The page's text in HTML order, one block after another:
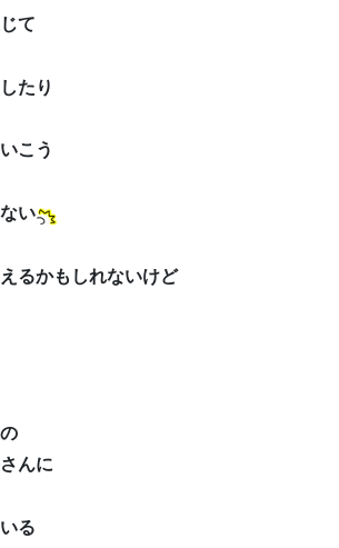
て
たり
こう
い
るかもしれないけど
んに
る